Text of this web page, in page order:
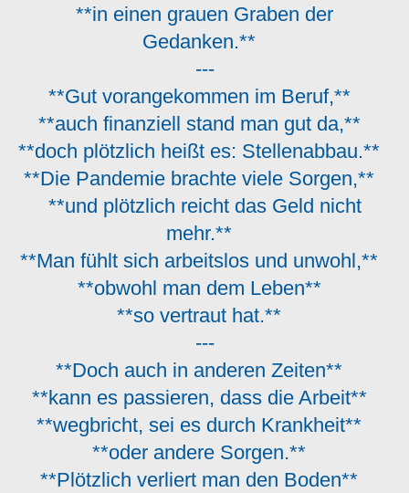
**in einen grauen Graben der
Gedanken.**
---
**Gut vorangekommen im Beruf,**
**auch finanziell stand man gut da,**
**doch plötzlich heißt es: Stellenabbau.**
**Die Pandemie brachte viele Sorgen,**
**und plötzlich reicht das Geld nicht
mehr.**
**Man fühlt sich arbeitslos und unwohl,**
**obwohl man dem Leben**
**so vertraut hat.**
---
**Doch auch in anderen Zeiten**
**kann es passieren, dass die Arbeit**
**wegbricht, sei es durch Krankheit**
**oder andere Sorgen.**
**Plötzlich verliert man den Boden**